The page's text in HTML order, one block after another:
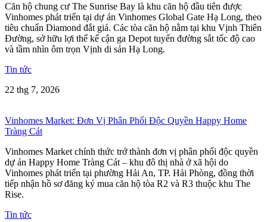
Căn hộ chung cư The Sunrise Bay là khu căn hộ đầu tiên được
Vinhomes phát triển tại dự án Vinhomes Global Gate Hạ Long, theo
tiêu chuẩn Diamond đắt giá. Các tòa căn hộ nằm tại khu Vịnh Thiên
Đường, sở hữu lợi thế kế cận ga Depot tuyến đường sắt tốc độ cao
và tầm nhìn ôm trọn Vịnh di sản Hạ Long.
Tin tức
22 thg 7, 2026
Vinhomes Market: Đơn Vị Phân Phối Độc Quyền Happy Home
Tràng Cát
Vinhomes Market chính thức trở thành đơn vị phân phối độc quyền
dự án Happy Home Tràng Cát – khu đô thị nhà ở xã hội do
Vinhomes phát triển tại phường Hải An, TP. Hải Phòng, đồng thời
tiếp nhận hồ sơ đăng ký mua căn hộ tòa R2 và R3 thuộc khu The
Rise.
Tin tức